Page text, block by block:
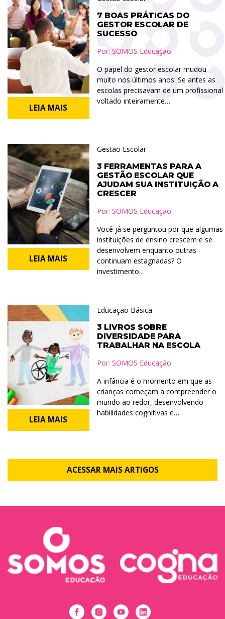
LEIA MAIS
7 BOAS PRÁTICAS DO
GESTOR ESCOLAR DE
SUCESSO
Por: SOMOS Educação
O papel do gestor escolar mudou
muito nos últimos anos. Se antes as
escolas precisavam de um profissional
voltado inteiramente…
LEIA MAIS
Gestão Escolar
3 FERRAMENTAS PARA A
GESTÃO ESCOLAR QUE
AJUDAM SUA INSTITUIÇÃO A
CRESCER
Por: SOMOS Educação
Você já se perguntou por que algumas
instituições de ensino crescem e se
desenvolvem enquanto outras
continuam estagnadas? O
investimento…
LEIA MAIS
Educação Básica
3 LIVROS SOBRE
DIVERSIDADE PARA
TRABALHAR NA ESCOLA
Por: SOMOS Educação
A infância é o momento em que as
crianças começam a compreender o
mundo ao redor, desenvolvendo
habilidades cognitivas e…
ACESSAR MAIS ARTIGOS